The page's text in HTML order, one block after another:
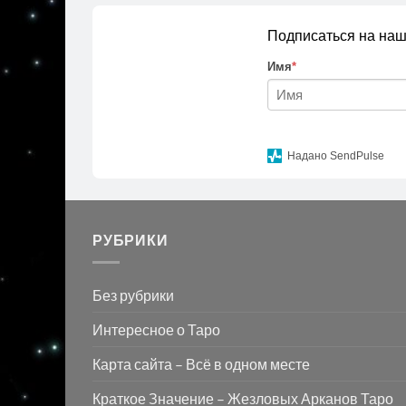
Подписаться на
Имя*
Надано SendPulse
РУБРИКИ
Без рубрики
Интересное о Таро
Карта сайта – Всё в одном месте
Краткое Значение – Жезловых Арканов Таро